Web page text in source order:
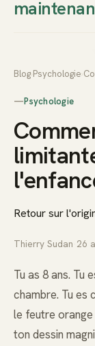
Thierry
Blog Psychologie
—Psychologie
Retour sur
Thierry Sudan 26
Tu as 8 ans. Tu
chambre. Tu es
le feutre
ton dessin